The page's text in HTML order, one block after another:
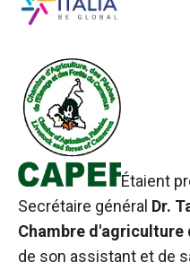
Étaient
Secrétaire général Dr.
Chambre d'agriculture
de son assistant et de